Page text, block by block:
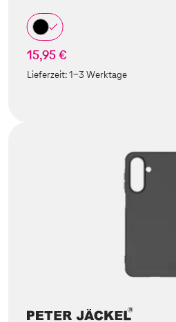
15,95 €
Lieferzeit:1-3 Werktage